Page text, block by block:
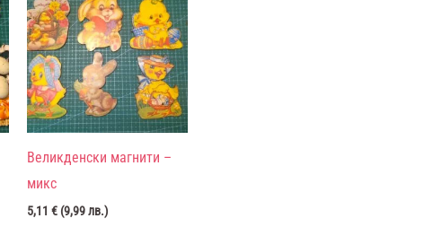
Великденски магнити –
микс
5,11 € (9,99лв.)